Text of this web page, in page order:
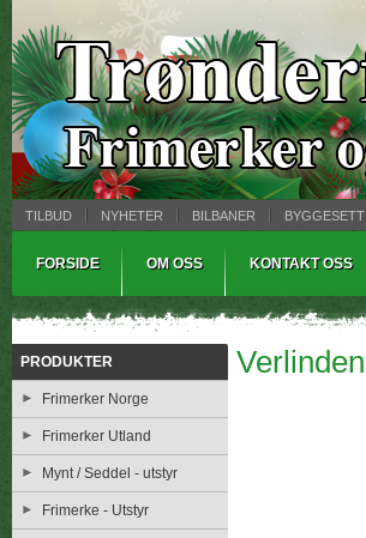
TILBUD NYHETER BILBANER BYGGESETT
FORSIDE OM OSS KONTAKT OSS
PRODUKTER
Frimerker Norge
Frimerker Utland
Mynt / Seddel - utstyr
Frimerke - Utstyr
Verlinden